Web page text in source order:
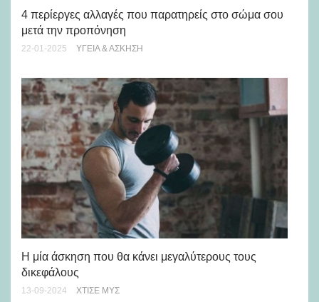
4 περίεργες αλλαγές που παρατηρείς στο σώμα σου
μετά την προπόνηση
22-01-2025 ΥΓΕΊΑ & ΆΣΚΗΣΗ
Η μία άσκηση που θα κάνει μεγαλύτερους τους
δικεφάλους
13-09-2024 ΧΤΊΣΕ ΜΥΣ